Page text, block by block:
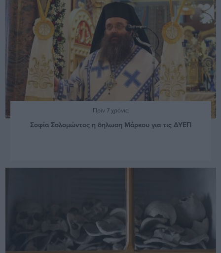
Πριν 7 χρόνια
Σοφία Σολομώντος η δηλωση Μάρκου για τις ΔΥΕΠ